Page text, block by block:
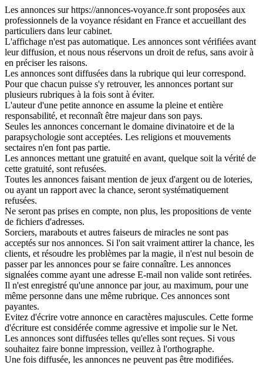
Les annonces sur https://annonces-voyance.fr sont proposées aux
professionnels de la voyance résidant en France et accueillant des
particuliers dans leur cabinet.
L'affichage n'est pas automatique. Les annonces sont vérifiées avant
leur diffusion, et nous nous réservons un droit de refus, sans avoir à
en préciser les raisons.
Les annonces sont diffusées dans la rubrique qui leur correspond.
Pour que chacun puisse s'y retrouver, les annonces portant sur
plusieurs rubriques à la fois sont à éviter.
L'auteur d'une petite annonce en assume la pleine et entière
responsabilité, et reconnaît être majeur dans son pays.
Seules les annonces concernant le domaine divinatoire et de la
parapsychologie sont acceptées. Les religions et mouvements
sectaires n'en font pas partie.
Les annonces mettant une gratuité en avant, quelque soit la vérité de
cette gratuité, sont refusées.
Toutes les annonces faisant mention de jeux d'argent ou de loteries,
ou ayant un rapport avec la chance, seront systématiquement
refusées.
Ne seront pas prises en compte, non plus, les propositions de vente
de fichiers d'adresses.
Sorciers, marabouts et autres faiseurs de miracles ne sont pas
acceptés sur nos annonces. Si l'on sait vraiment attirer la chance, les
clients, et résoudre les problèmes par la magie, il n'est nul besoin de
passer par les annonces pour se faire connaître. Les annonces
signalées comme ayant une adresse E-mail non valide sont retirées.
Il n'est enregistré qu'une annonce par jour, au maximum, pour une
même personne dans une même rubrique. Ces annonces sont
payantes.
Evitez d'écrire votre annonce en caractères majuscules. Cette forme
d'écriture est considérée comme agressive et impolie sur le Net.
Les annonces sont diffusées telles qu'elles sont reçues. Si vous
souhaitez faire bonne impression, veillez à l'orthographe.
Une fois diffusée, les annonces ne peuvent pas être modifiées.